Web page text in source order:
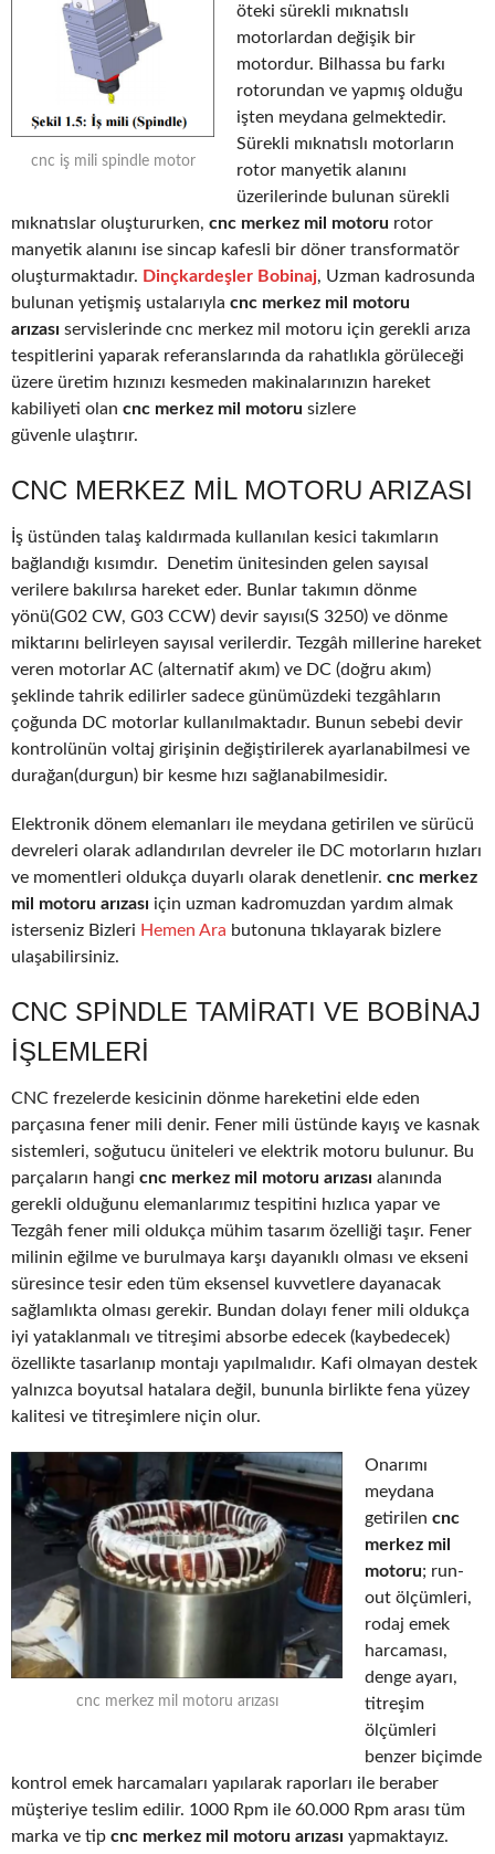
cnc iş mili spindle motor
öteki sürekli mıknatıslı
motorlardan değişik bir
motordur. Bilhassa bu farkı
rotorundan ve yapmış olduğu
işten meydana gelmektedir.
Sürekli mıknatıslı motorların
rotor manyetik alanını
üzerilerinde bulunan sürekli
mıknatıslar oluştururken, cnc merkez mil motoru rotor
manyetik alanını ise sincap kafesli bir döner transformatör
oluşturmaktadır. Dinçkardeşler Bobinaj, Uzman kadrosunda
bulunan yetişmiş ustalarıyla cnc merkez mil motoru
arızası servislerinde cnc merkez mil motoru için gerekli arıza
tespitlerini yaparak referanslarında da rahatlıkla görüleceği
üzere üretim hızınızı kesmeden makinalarınızın hareket
kabiliyeti olan cnc merkez mil motoru sizlere
güvenle ulaştırır.
CNC MERKEZ MIL MOTORU ARIZASI
İş üstünden talaş kaldırmada kullanılan kesici takımların
bağlandığı kısımdır. Denetim ünitesinden gelen sayısal
verilere bakılırsa hareket eder. Bunlar takımın dönme
yönü(G02 CW, G03 CCW) devir sayısı(S 3250) ve dönme
miktarını belirleyen sayısal verilerdir. Tezgâh millerine hareket
veren motorlar AC (alternatif akım) ve DC (doğru akım)
şeklinde tahrik edilirler sadece günümüzdeki tezgâhların
çoğunda DC motorlar kullanılmaktadır. Bunun sebebi devir
kontrolünün voltaj girişinin değiştirilerek ayarlanabilmesi ve
durağan(durgun) bir kesme hızı sağlanabilmesidir.
Elektronik dönem elemanları ile meydana getirilen ve sürücü
devreleri olarak adlandırılan devreler ile DC motorların hızları
ve momentleri oldukça duyarlı olarak denetlenir. cnc merkez
mil motoru arızası için uzman kadromuzdan yardım almak
isterseniz Bizleri Hemen Ara butonuna tıklayarak bizlere
ulaşabilirsiniz.
CNC SPINDLE TAMIRATI VE BOBINAJ
IŞLEMLERI
CNC frezelerde kesicinin dönme hareketini elde eden
parçasına fener mili denir. Fener mili üstünde kayış ve kasnak
sistemleri, soğutucu üniteleri ve elektrik motoru bulunur. Bu
parçaların hangi cnc merkez mil motoru arızası alanında
gerekli olduğunu elemanlarımız tespitini hızlıca yapar ve
Tezgâh fener mili oldukça mühim tasarım özelliği taşır. Fener
milinin eğilme ve burulmaya karşı dayanıklı olması ve ekseni
süresince tesir eden tüm eksensel kuvvetlere dayanacak
sağlamlıkta olması gerekir. Bundan dolayı fener mili oldukça
iyi yataklanmalı ve titreşimi absorbe edecek (kaybedecek)
özellikte tasarlanıp montajı yapılmalıdır. Kafi olmayan destek
yalnızca boyutsal hatalara değil, bununla birlikte fena yüzey
kalitesi ve titreşimlere niçin olur.
cnc merkez mil motoru arızası
Onarımı
meydana
getirilen cnc
merkez mil
motoru; run-
out ölçümleri,
rodaj emek
harcaması,
denge ayarı,
titreşim
ölçümleri
benzer biçimde
kontrol emek harcamaları yapılarak raporları ile beraber
müşteriye teslim edilir. 1000 Rpm ile 60.000 Rpm arası tüm
marka ve tip cnc merkez mil motoru arızası yapmaktayız.